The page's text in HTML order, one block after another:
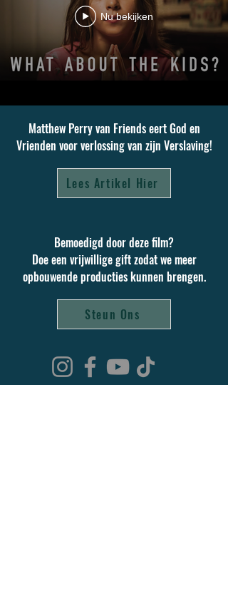
Nu bekijken
Matthew Perry van Friends eert God en
Vrienden voor verlossing van zijn Verslaving!
Lees Artikel Hier
Bemoedigd door deze film?
Doe een vrijwillige gift zodat we meer
opbouwende producties kunnen brengen.
Steun Ons